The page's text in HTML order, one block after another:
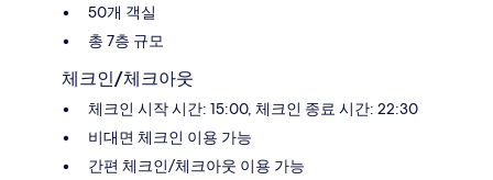
50개 객실
총 7층 규모
체크인/체크아웃
체크인 시작 시간: 15:00, 체크인 종료 시간: 22:30
비대면 체크인 이용 가능
간편 체크인/체크아웃 이용 가능